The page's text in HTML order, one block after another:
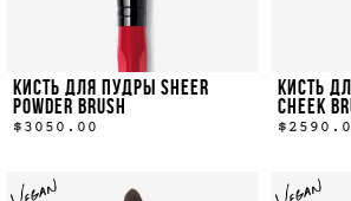
КИСТЬ ДЛЯ ПУДРЫ SHEER
POWDER BRUSH
$3050.00
КИСТЬ
CHEEK